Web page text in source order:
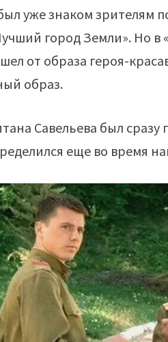
уже знаком зрителям
город Земли». Но в
от образа героя-
образ.
Савельева был
еще во время